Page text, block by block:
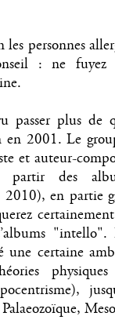
personnes
: ne fuyez
plus de
2001. Le
et auteur-
partir des
en partie
certaine